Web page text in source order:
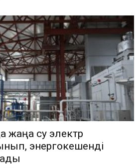
жаңа су электр
энергокешенді